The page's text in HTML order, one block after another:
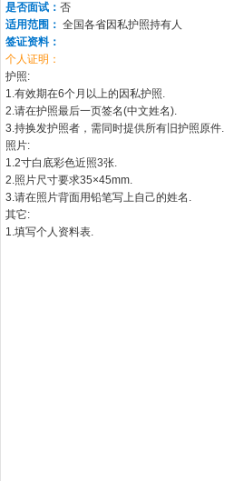
是否面试： 否
适用范围： 全国各省因私护照持有人
签证资料：
个人证明：
护照:
1.有效期在6个月以上的因私护照.
2.请在护照最后一页签名(中文姓名).
3.持换发护照者，需同时提供所有旧护照原件.
照片:
1.2寸白底彩色近照3张.
2.照片尺寸要求35×45mm.
3.请在照片背面用铅笔写上自己的姓名.
其它:
1.填写个人资料表.